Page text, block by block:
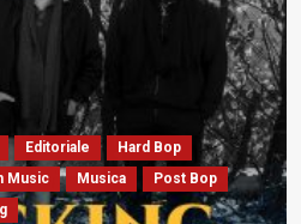
Editoriale
Hard Bop
Music Musica
Post Bop